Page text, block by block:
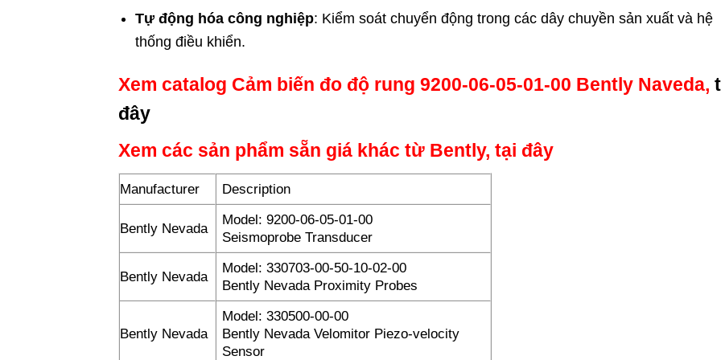
Tự động hóa công nghiệp: Kiểm soát chuyển động trong các dây chuyền sản xuất và hệ
thống điều khiển.
Xem catalog Cảm biến đo độ rung 9200-06-05-01-00 Bently Naveda,
đây
Xem các sản phẩm sẵn giá khác từ Bently, tại đây
Manufacturer Description
Bently Nevada
Model: 9200-06-05-01-00
Seismoprobe Transducer
Bently Nevada
Model: 330703-00-50-10-02-00
Bently Nevada Proximity Probes
Bently Nevada
Model: 330500-00-00
Bently Nevada Velomitor Piezo-velocity
Sensor